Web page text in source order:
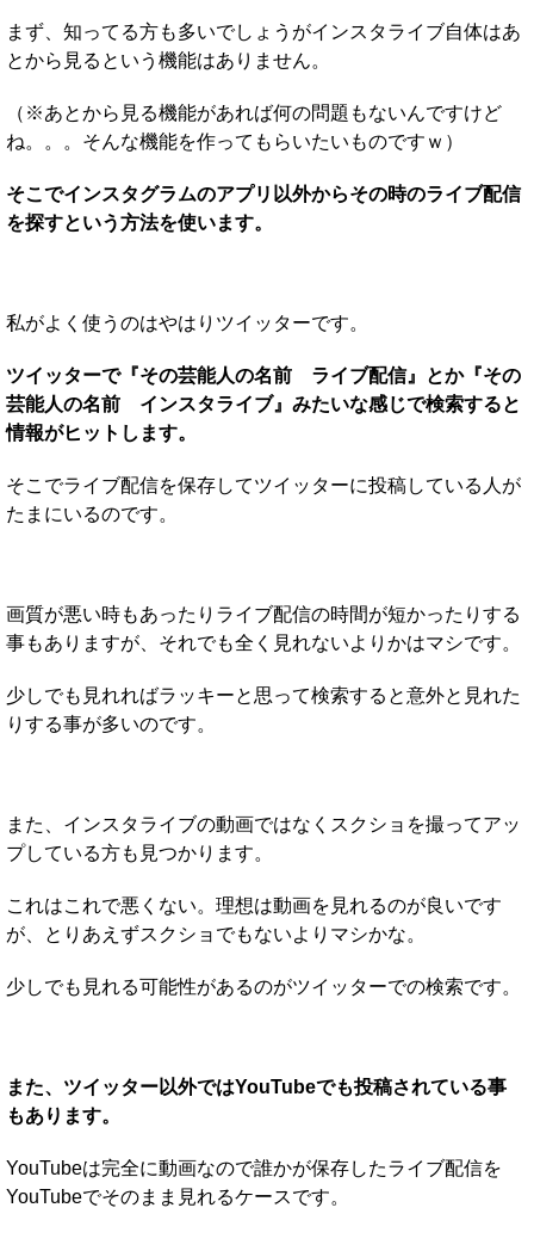
まず、知ってる方も多いでしょうがインスタライブ自体はあ
とから見るという機能はありません。
（※あとから見る機能があれば何の問題もないんですけど
ね。。。そんな機能を作ってもらいたいものですｗ）
そこでインスタグラムのアプリ以外からその時のライブ配信
を探すという方法を使います。
私がよく使うのはやはりツイッターです。
ツイッターで『その芸能人の名前 ライブ配信』とか『その
芸能人の名前 インスタライブ』みたいな感じで検索すると
情報がヒットします。
そこでライブ配信を保存してツイッターに投稿している人が
たまにいるのです。
画質が悪い時もあったりライブ配信の時間が短かったりする
事もありますが、それでも全く見れないよりかはマシです。
少しでも見れればラッキーと思って検索すると意外と見れた
りする事が多いのです。
また、インスタライブの動画ではなくスクショを撮ってアッ
プしている方も見つかります。
これはこれで悪くない。理想は動画を見れるのが良いです
が、とりあえずスクショでもないよりマシかな。
少しでも見れる可能性があるのがツイッターでの検索です。
また、ツイッター以外ではYouTubeでも投稿されている事
もあります。
YouTubeは完全に動画なので誰かが保存したライブ配信を
YouTubeでそのまま見れるケースです。